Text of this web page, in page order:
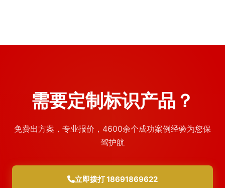
需要定制标识产品？
免费出方案，专业报价，4600余个成功案例经验为您保
驾护航
立即拨打 18691869622